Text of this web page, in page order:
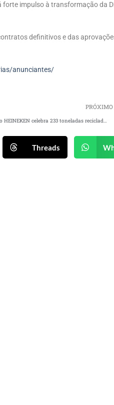
impulso à transformação da
definitivos e das
anunciantes/
PRÓXIMO
Instituto HEINEKEN celebra 233 toneladas recicladas e reforça apoio a catadores no Brasil
Threads